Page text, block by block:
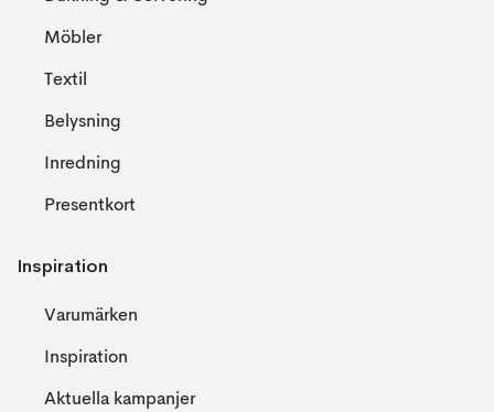
Möbler
Textil
Belysning
Inredning
Presentkort
Inspiration
Varumärken
Inspiration
Aktuella kampanjer